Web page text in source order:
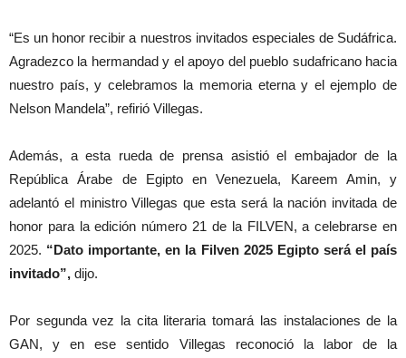
“Es un honor recibir a nuestros invitados especiales de Sudáfrica.
Agradezco la hermandad y el apoyo del pueblo sudafricano hacia
nuestro país, y celebramos la memoria eterna y el ejemplo de
Nelson Mandela”, refirió Villegas.
Además, a esta rueda de prensa asistió el embajador de la
República Árabe de Egipto en Venezuela, Kareem Amin, y
adelantó el ministro Villegas que esta será la nación invitada de
honor para la edición número 21 de la FILVEN, a celebrarse en
2025. “Dato importante, en la Filven 2025 Egipto será el país
invitado”, dijo.
Por segunda vez la cita literaria tomará las instalaciones de la
GAN, y en ese sentido Villegas reconoció la labor de la